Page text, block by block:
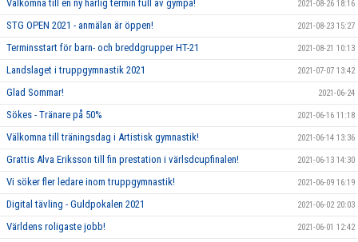
Välkomna till en ny härlig termin full av gympa! 2021-08-26 18:16
STG OPEN 2021 - anmälan är öppen! 2021-08-23 15:27
Terminsstart för barn- och breddgrupper HT-21 2021-08-21 10:13
Landslaget i truppgymnastik 2021 2021-07-07 13:42
Glad Sommar! 2021-06-24
Sökes - Tränare på 50% 2021-06-16 11:18
Välkomna till träningsdag i Artistisk gymnastik! 2021-06-14 13:36
Grattis Alva Eriksson till fin prestation i värlsdcupfinalen! 2021-06-13 14:30
Vi söker fler ledare inom truppgymnastik! 2021-06-09 16:19
Digital tävling - Guldpokalen 2021 2021-06-02 20:03
Världens roligaste jobb! 2021-06-01 12:42